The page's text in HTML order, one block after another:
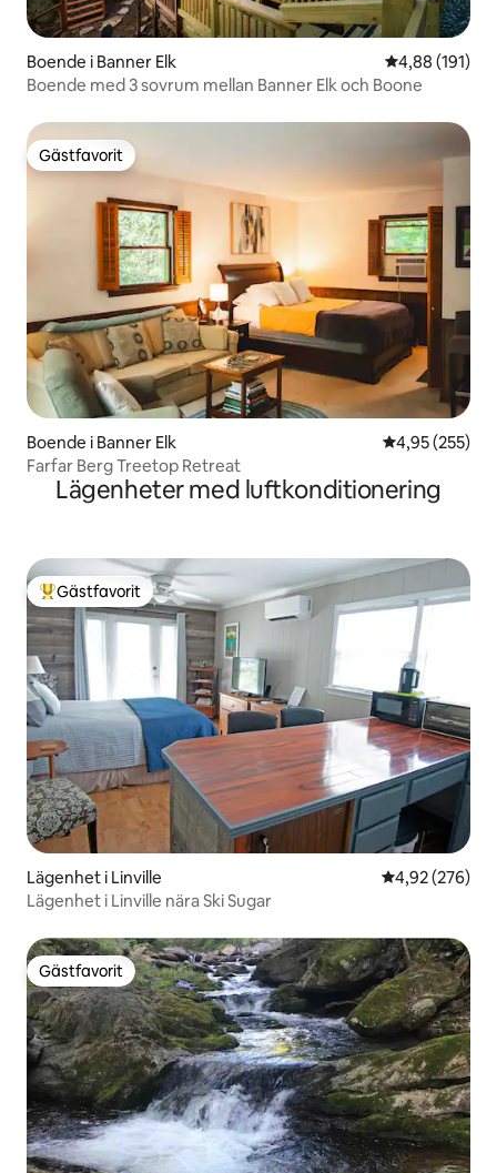
Boende i Banner Elk 4,88 av 5 i
4,88 (191)
Boende med 3 sovrum mellan Banner Elk och Boone
Gästfavorit
Gästfavorit
Boende i Banner Elk 4,95 av 5 i
4,95 (255)
Farfar Berg Treetop Retreat
Lägenheter med luftkonditionering
Populär gästfavorit
Gästfavorit
Lägenhet i Linville 4,92 av 5 i
4,92 (276)
Lägenhet i Linville nära Ski Sugar
Gästfavorit
Gästfavorit